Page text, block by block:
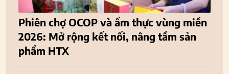
Phiên chợ OCOP và ẩm thực vùng miền
2026: Mở rộng kết nối, nâng tầm sản
phẩm HTX